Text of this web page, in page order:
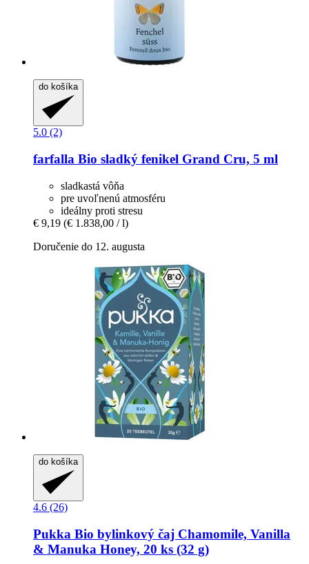
do košíka
5.0 (2)
farfalla Bio sladký fenikel Grand Cru, 5 ml
sladkastá vôňa
pre uvoľnenú atmosféru
ideálny proti stresu
€ 9,19 (€ 1.838,00 / l)
Doručenie do 12. augusta
do košíka
4.6 (26)
Pukka Bio bylinkový čaj Chamomile, Vanilla
& Manuka Honey, 20 ks (32 g)